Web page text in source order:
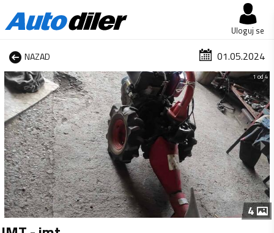
Uloguj se
NAZAD 01.05.2024
1 od 4
4